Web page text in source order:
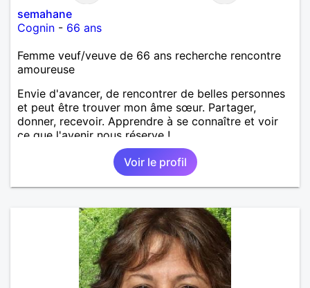
semahane
Cognin - 66 ans
Femme veuf/veuve de 66 ans recherche rencontre
amoureuse
Envie d'avancer, de rencontrer de belles personnes
et peut être trouver mon âme sœur. Partager,
donner, recevoir. Apprendre à se connaître et voir
ce que l'avenir nous réserve !
Voir le profil